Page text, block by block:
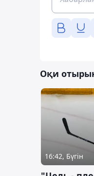
Оқи
16:42, Бүгін